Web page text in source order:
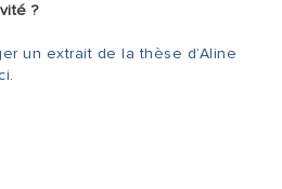
?
un extrait de la thèse d’Aline
.